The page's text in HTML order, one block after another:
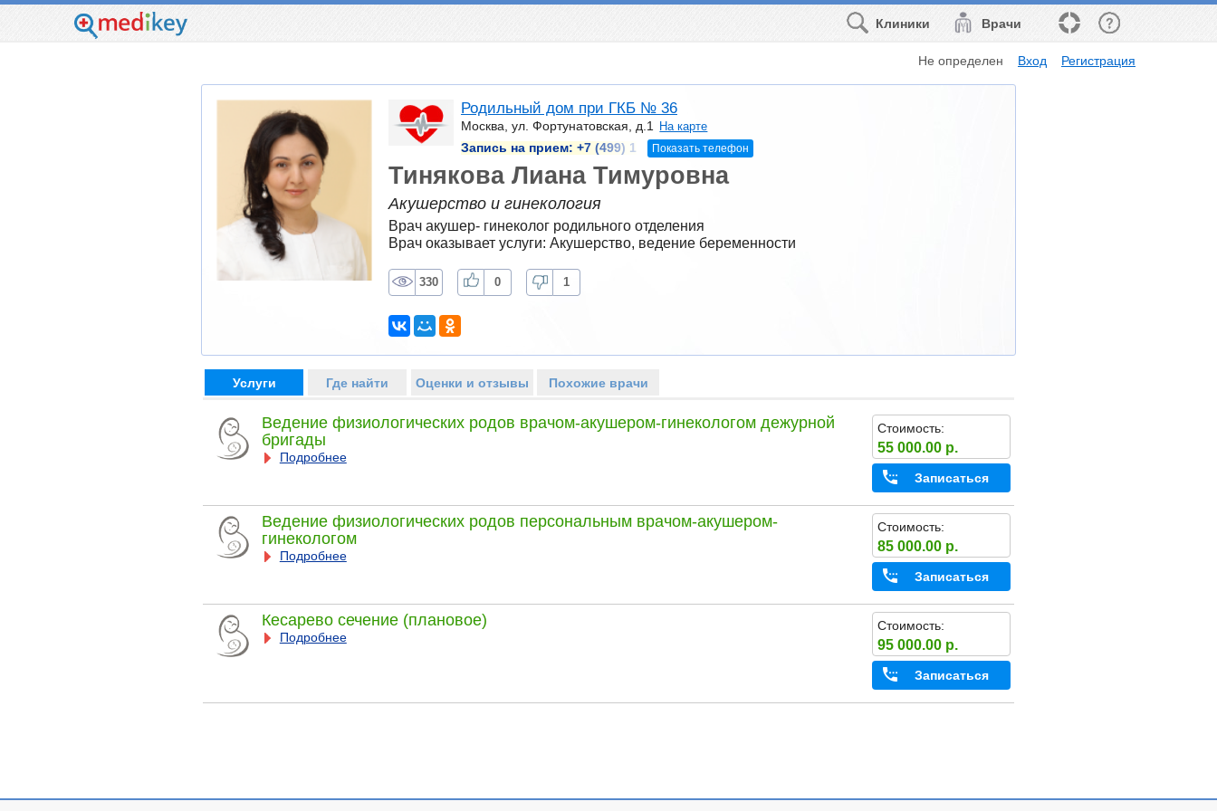
Врачи
Клиники
Не определен Вход Регистрация
Родильный дом при ГКБ № 36
Москва, ул. Фортунатовская, д.1
На карте
Запись на прием: +7 (499) 1 Показать телефон
Тинякова Лиана Тимуровна
Акушерство и гинекология
Врач акушер- гинеколог родильного отделения
Врач оказывает услуги: Акушерство, ведение беременности
330 0 1
Услуги Где найти Оценки и отзывы Похожие врачи
Ведение физиологических родов врачом-акушером-гинекологом дежурной
бригады
Подробнее
Стоимость:
55 000.00 р.
Записаться
Ведение физиологических родов персональным врачом-акушером-
гинекологом
Подробнее
Стоимость:
85 000.00 р.
Записаться
Кесарево сечение (плановое)
Подробнее
Стоимость:
95 000.00 р.
Записаться